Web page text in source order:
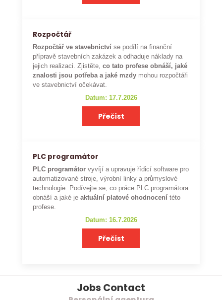
Rozpočtář
Rozpočtář ve stavebnictví se podílí na finanční
přípravě stavebních zakázek a odhaduje náklady na
jejich realizaci. Zjistěte,co tato profese obnáší, jaké
znalosti jsou potřeba a jaké mzdy mohou rozpočtáři
ve stavebnictví očekávat.
Datum: 17.7.2026
Přečíst
PLC programátor
PLC programátor vyvíjí a upravuje řídicí software pro
automatizované stroje, výrobní linky a průmyslové
technologie. Podívejte se, co práce PLC programátora
obnáší a jaké je aktuální platové ohodnocení této
profese.
Datum: 16.7.2026
Přečíst
Jobs Contact